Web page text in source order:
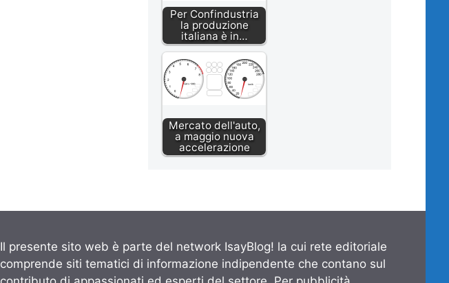
Per Confindustria
la produzione
italiana è in…
Mercato dell'auto,
a maggio nuova
accelerazione
Il presente sito web è parte del network IsayBlog! la cui rete editoriale
comprende siti tematici di informazione indipendente che contano sul